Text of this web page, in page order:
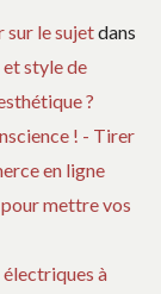
sur le sujetdans
style de
?
! - Tirer
en ligne
mettre vos
à